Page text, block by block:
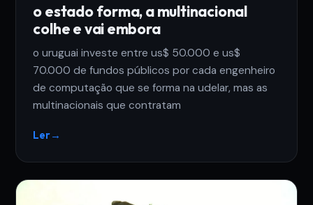
o estado forma, a multinacional
colhe e vai embora
o uruguai investe entre us$ 50.000 e us$
70.000 de fundos públicos por cada engenheiro
de computação que se forma na udelar, mas as
multinacionais que contratam
Ler→